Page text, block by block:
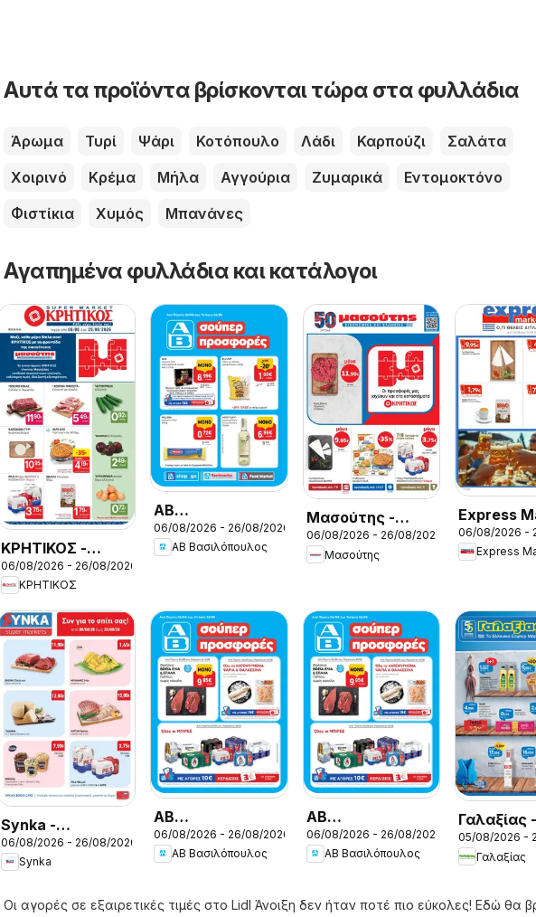
Αυτά τα προϊόντα βρίσκονται τώρα στα φυλλάδια
Άρωμα Τυρί Ψάρι Κοτόπουλο Λάδι Καρπούζι
Σαλάτα
Χοιρινό
Κρέμα Μήλα Αγγούρια Ζυμαρικά
Εντομοκτόνο
Φιστίκια
Χυμός Μπανάνες
Αγαπημένα φυλλάδια και κατάλογοι
ΚΡΗΤΙΚΟΣ -
Προσφορές
06/08/2026 - 26/08/2026
ΚΡΗΤΙΚΟΣ
ΑΒ
Βασιλόπουλος -
Προσφορές vol.1
06/08/2026 - 26/08/2026
ΑΒ Βασιλόπουλος
Μασούτης -
Προσφορές
06/08/2026 - 26/08/2026
Μασούτης
Express
06/08/2026 -
Express
Synka -
Προσφορές
06/08/2026 - 26/08/2026
Synka
ΑΒ
Βασιλόπουλος -
Προσφορές vol.3
06/08/2026 - 26/08/2026
ΑΒ Βασιλόπουλος
ΑΒ
Βασιλόπουλος -
Προσφορές vol.2
06/08/2026 - 26/08/2026
ΑΒ Βασιλόπουλος
Γαλαξίας -
05/08/2026 -
Γαλαξίας
Οι αγορές σε εξαιρετικές τιμές στο Lidl Άνοιξη δεν ήταν ποτέ πιο εύκολες! Εδώ θα